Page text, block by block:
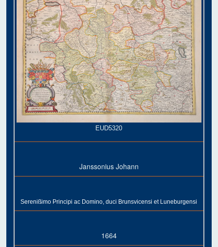
EUD5320
Janssonius Johann
Serenißimo Principi ac Domino, duci Brunsvicensi et Luneburgensi
1664